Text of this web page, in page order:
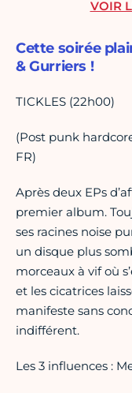
Cette soirée
& Gurriers !
TICKLES (22h00)
(Post punk
FR)
Après deux EPs
premier album.
ses racines noise
un disque plus
morceaux à vif où
et les cicatrices
manifeste sans
indifférent.
Les 3 influences :
VOIR